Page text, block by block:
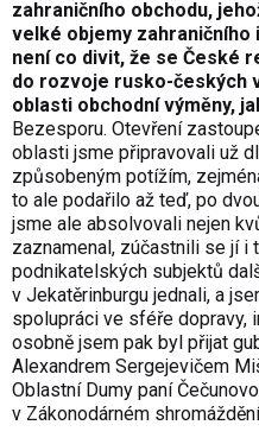
zahraničního obchodu,
velké objemy zahraničního
není co divit, že se České
do rozvoje rusko-českých
oblasti obchodní výměny,
Bezesporu. Otevření
oblasti jsme připravovali už
způsobeným potížím,
to ale podařilo až teď, po
jsme ale absolvovali nejen
zaznamenal, zúčastnili se jí i
podnikatelských subjektů
v Jekatěrinburgu jednali, a
spolupráci ve sféře dopravy,
osobně jsem pak byl přijat
Alexandrem Sergejevičem
Oblastní Dumy paní
v Zákonodárném